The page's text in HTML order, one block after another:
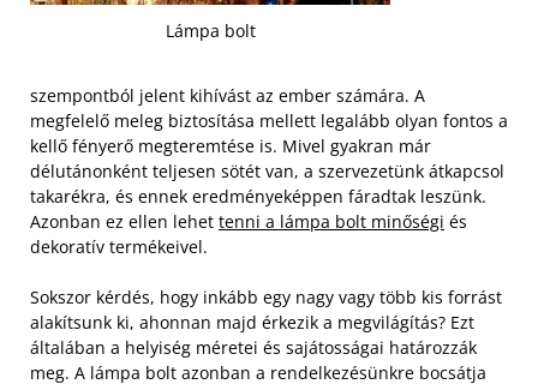
Lámpa bolt
szempontból jelent kihívást az ember számára. A
megfelelő meleg biztosítása mellett legalább olyan fontos a
kellő fényerő megteremtése is. Mivel gyakran már
délutánonként teljesen sötét van, a szervezetünk átkapcsol
takarékra, és ennek eredményeképpen fáradtak leszünk.
Azonban ez ellen lehet tenni a lámpa bolt minőségi és
dekoratív termékeivel.
Sokszor kérdés, hogy inkább egy nagy vagy több kis forrást
alakítsunk ki, ahonnan majd érkezik a megvilágítás? Ezt
általában a helyiség méretei és sajátosságai határozzák
meg. A lámpa bolt azonban a rendelkezésünkre bocsátja